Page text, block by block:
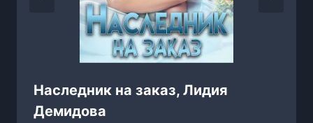
Наследник на заказ, Лидия
Демидова